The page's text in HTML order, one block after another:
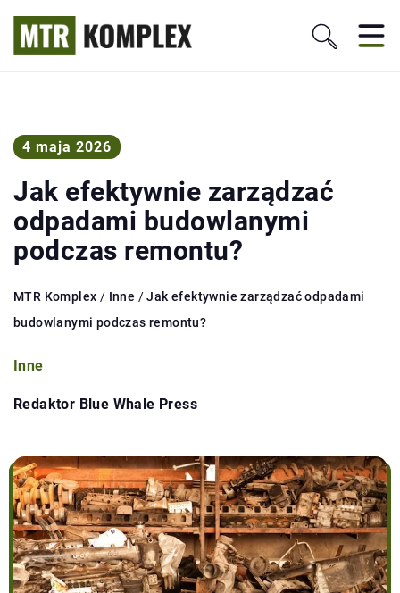
4 maja 2026
Jak efektywnie zarządzać
odpadami budowlanymi
podczas remontu?
MTR Komplex / Inne /Jak efektywnie zarządzać odpadami
budowlanymi podczas remontu?
Inne
Redaktor Blue Whale Press